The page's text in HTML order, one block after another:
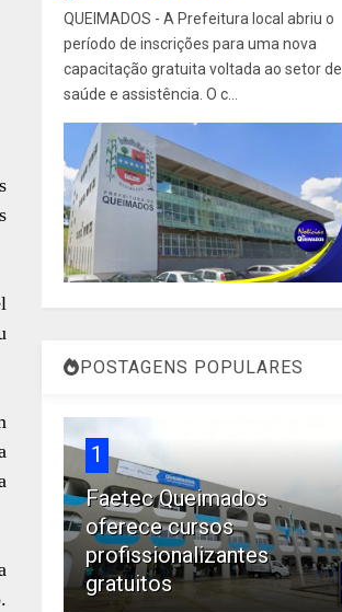
QUEIMADOS - A Prefeitura local abriu o
período de inscrições para uma nova
capacitação gratuita voltada ao setor de
saúde e assistência. O c...
POSTAGENS POPULARES
1
Faetec Queimados
oferece cursos
profissionalizantes
gratuitos